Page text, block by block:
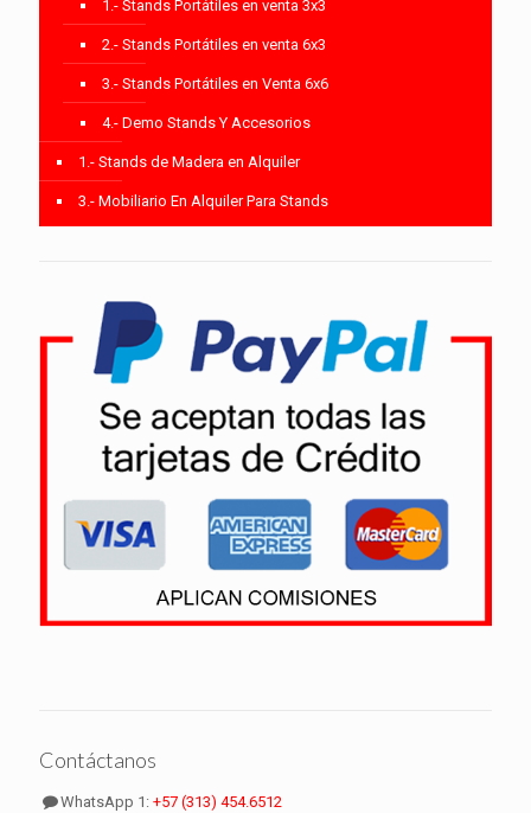
1.- Stands Portátiles en venta 3x3
2.- Stands Portátiles en venta 6x3
3.- Stands Portátiles en Venta 6x6
4.- Demo Stands Y Accesorios
1.- Stands de Madera en Alquiler
3.- Mobiliario En Alquiler Para Stands
Contáctanos
WhatsApp 1:+57 (313) 454.6512